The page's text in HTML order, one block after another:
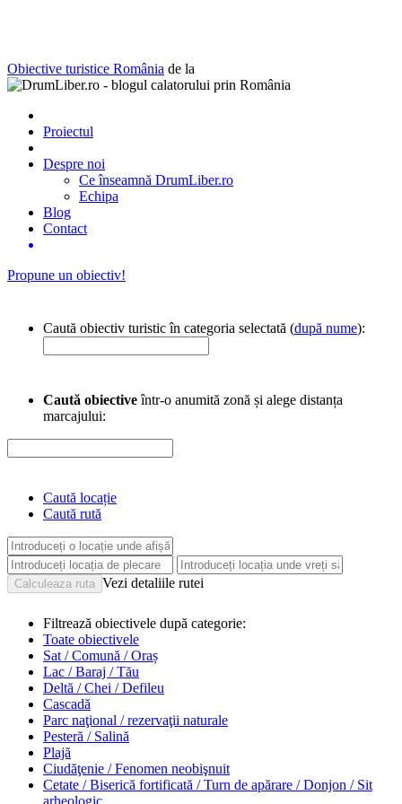
Obiective turistice România de la
Proiectul
Despre noi
Ce înseamnă DrumLiber.ro
Echipa
Blog
Contact
Propune un obiectiv!
Caută obiectiv turistic în categoria selectată (după nume):
Caută obiectiveîntr-o anumită zonă și alege distanța
marcajului:
Caută locație
Caută rută
Vezi detaliile rutei
Filtrează obiectivele după categorie:
Toate obiectivele
Sat / Comună / Oraș
Lac / Baraj / Tău
Deltă / Chei / Defileu
Cascadă
Parc naţional / rezervaţii naturale
Pesteră / Salină
Plajă
Ciudăţenie / Fenomen neobişnuit
Cetate / Biserică fortificată / Turn de apărare / Donjon / Sit
arheologic